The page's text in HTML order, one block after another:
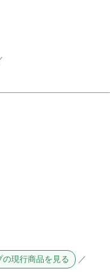
現行商品を見る ／